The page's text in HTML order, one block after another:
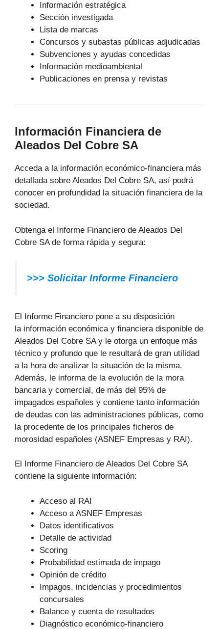
Información estratégica
Sección investigada
Lista de marcas
Concursos y subastas públicas adjudicadas
Subvenciones y ayudas concedidas
Información medioambiental
Publicaciones en prensa y revistas
Información Financiera de
Aleados Del Cobre SA
Acceda a la información económico-financiera más
detallada sobre Aleados Del Cobre SA, así podrá
conocer en profundidad la situación financiera de la
sociedad.
Obtenga el Informe Financiero de Aleados Del
Cobre SA de forma rápida y segura:
>>> Solicitar Informe Financiero
El Informe Financiero pone a su disposición
la información económica y financiera disponible de
Aleados Del Cobre SA y le otorga un enfoque más
técnico y profundo que le resultará de gran utilidad
a la hora de analizar la situación de la misma.
Además, le informa de la evolución de la mora
bancaria y comercial, de más del 95% de
impagados españoles y contiene tanto información
de deudas con las administraciones públicas, como
la procedente de los principales ficheros de
morosidad españoles (ASNEF Empresas y RAI).
El Informe Financiero de Aleados Del Cobre SA
contiene la siguiente información:
Acceso al RAI
Acceso a ASNEF Empresas
Datos identificativos
Detalle de actividad
Scoring
Probabilidad estimada de impago
Opinión de crédito
Impagos, incidencias y procedimientos
concursales
Balance y cuenta de resultados
Diagnóstico económico-financiero